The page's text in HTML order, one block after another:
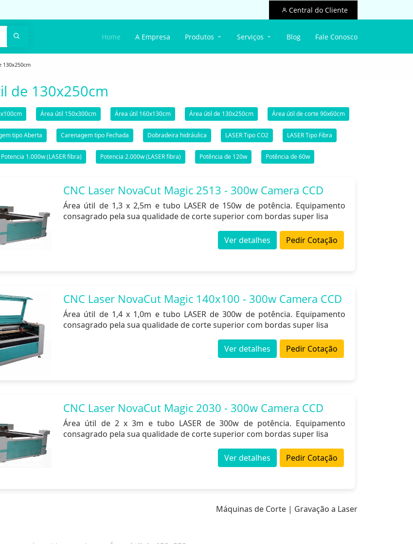
Central do Cliente
Home A Empresa Produtos Serviços Blog Fale Conosco
130x250cm
de 130x250cm
Área útil 150x300cm Área útil 160x130cm Área útil de 130x250cm Área útil de corte 90x60cm
tipo Aberta Carenagem tipo Fechada Dobradeira hidráulica LASER Tipo CO2 LASER Tipo Fibra
Potencia 1.000w (LASER fibra) Potencia 2.000w (LASER fibra) Potência de 120w Potência de 60w
CNC Laser NovaCut Magic 2513 - 300w Camera CCD
Área útil de 1,3 x 2,5m e tubo LASER de 150w de potência. Equipamento
consagrado pela sua qualidade de corte superior com bordas super lisa
Pedir Cotação
Ver detalhes
CNC Laser NovaCut Magic 140x100 - 300w Camera CCD
Área útil de 1,4 x 1,0m e tubo LASER de 300w de potência. Equipamento
consagrado pela sua qualidade de corte superior com bordas super lisa
Pedir Cotação
Ver detalhes
CNC Laser NovaCut Magic 2030 - 300w Camera CCD
Área útil de 2 x 3m e tubo LASER de 300w de potência. Equipamento
consagrado pela sua qualidade de corte superior com bordas super lisa
Pedir Cotação
Ver detalhes
Máquinas de Corte | Gravação a Laser